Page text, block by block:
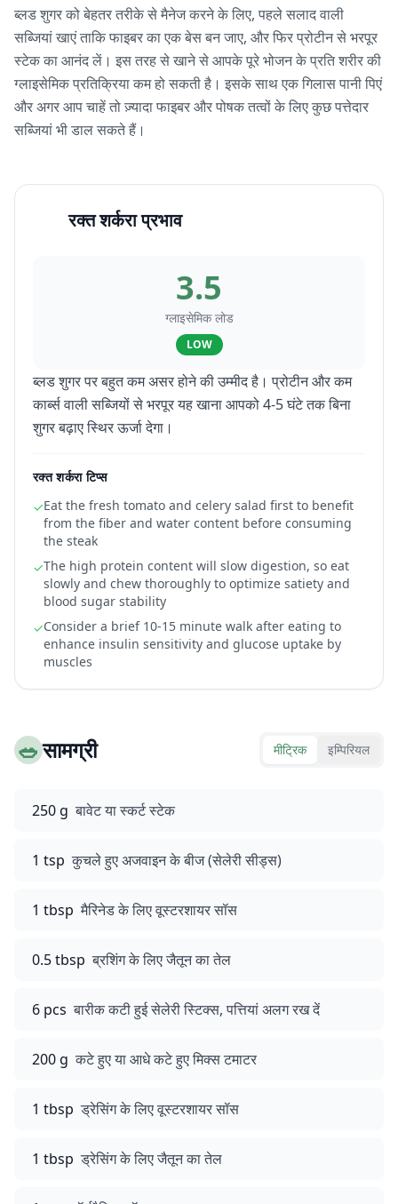
ब्लड शुगर को बेहतर तरीके से मैनेज करने के लिए, पहले सलाद वाली
सब्जियां खाएं ताकि फाइबर का एक बेस बन जाए, और फिर प्रोटीन से भरपूर
स्टेक का आनंद लें। इस तरह से खाने से आपके पूरे भोजन के प्रति शरीर की
ग्लाइसेमिक प्रतिक्रिया कम हो सकती है। इसके साथ एक गिलास पानी पिएं
और अगर आप चाहें तो ज़्यादा फाइबर और पोषक तत्वों के लिए कुछ पत्तेदार
सब्जियां भी डाल सकते हैं।
रक्त शर्करा प्रभाव
3.5
ग्लाइसेमिक लोड
LOW
ब्लड शुगर पर बहुत कम असर होने की उम्मीद है। प्रोटीन और कम
कार्ब्स वाली सब्जियों से भरपूर यह खाना आपको 4-5 घंटे तक बिना
शुगर बढ़ाए स्थिर ऊर्जा देगा।
रक्त शर्करा टिप्स
✓Eat the fresh tomato and celery salad first to benefit
from the fiber and water content before consuming
the steak
✓The high protein content will slow digestion, so eat
slowly and chew thoroughly to optimize satiety and
blood sugar stability
✓Consider a brief 10-15 minute walk after eating to
enhance insulin sensitivity and glucose uptake by
muscles
🥗सामग्री मीट्रिक इम्पिरियल
250 g बावेट या स्कर्ट स्टेक
1 tsp कुचले हुए अजवाइन के बीज (सेलेरी सीड्स)
1 tbsp मैरिनेड के लिए वूस्टरशायर सॉस
0.5 tbsp ब्रशिंग के लिए जैतून का तेल
6 pcs बारीक कटी हुई सेलेरी स्टिक्स, पत्तियां अलग रख दें
200 g कटे हुए या आधे कटे हुए मिक्स टमाटर
1 tbsp ड्रेसिंग के लिए वूस्टरशायर सॉस
1 tbsp ड्रेसिंग के लिए जैतून का तेल